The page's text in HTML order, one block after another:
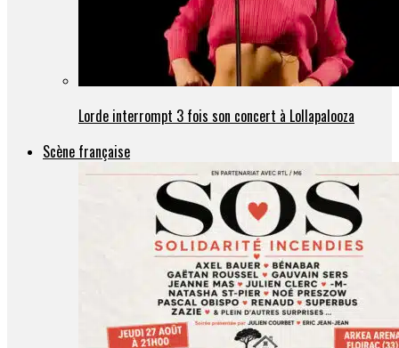
Lorde interrompt 3 fois son concert à Lollapalooza
Scène française